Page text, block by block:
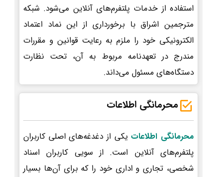
استفاده از خدمات پلتفرم‌های آنلاین می‌شود. شبکه
مترجمین اشراق با برخورداری از این نماد اعتماد
الکترونیکی خود را ملزم به رعایت قوانین و مقررات
مندرج در تعهدنامه مربوط به آن، تحت نظارت
دستگاه‌های مسئول می‌داند.
محرمانگی اطلاعات
محرمانگی اطلاعات یکی از دغدغه‌های اصلی کاربران
پلتفرم‌های آنلاین است. از سویی کاربران اسناد
شخصی، تجاری و اداری خود را که برای آن‌ها بسیار